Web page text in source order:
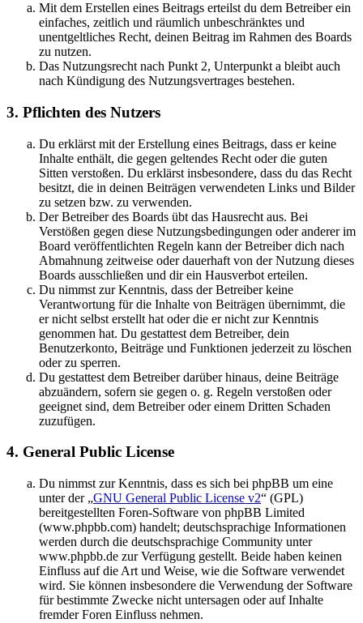
Mit dem Erstellen eines Beitrags erteilst du dem Betreiber ein
einfaches, zeitlich und räumlich unbeschränktes und
unentgeltliches Recht, deinen Beitrag im Rahmen des Boards
zu nutzen.
Das Nutzungsrecht nach Punkt 2, Unterpunkt a bleibt auch
nach Kündigung des Nutzungsvertrages bestehen.
3. Pflichten des Nutzers
Du erklärst mit der Erstellung eines Beitrags, dass er keine
Inhalte enthält, die gegen geltendes Recht oder die guten
Sitten verstoßen. Du erklärst insbesondere, dass du das Recht
besitzt, die in deinen Beiträgen verwendeten Links und Bilder
zu setzen bzw. zu verwenden.
Der Betreiber des Boards übt das Hausrecht aus. Bei
Verstößen gegen diese Nutzungsbedingungen oder anderer im
Board veröffentlichten Regeln kann der Betreiber dich nach
Abmahnung zeitweise oder dauerhaft von der Nutzung dieses
Boards ausschließen und dir ein Hausverbot erteilen.
Du nimmst zur Kenntnis, dass der Betreiber keine
Verantwortung für die Inhalte von Beiträgen übernimmt, die
er nicht selbst erstellt hat oder die er nicht zur Kenntnis
genommen hat. Du gestattest dem Betreiber, dein
Benutzerkonto, Beiträge und Funktionen jederzeit zu löschen
oder zu sperren.
Du gestattest dem Betreiber darüber hinaus, deine Beiträge
abzuändern, sofern sie gegen o. g. Regeln verstoßen oder
geeignet sind, dem Betreiber oder einem Dritten Schaden
zuzufügen.
4. General Public License
Du nimmst zur Kenntnis, dass es sich bei phpBB um eine
unter der „GNU General Public License v2“ (GPL)
bereitgestellten Foren-Software von phpBB Limited
(www.phpbb.com) handelt; deutschsprachige Informationen
werden durch die deutschsprachige Community unter
www.phpbb.de zur Verfügung gestellt. Beide haben keinen
Einfluss auf die Art und Weise, wie die Software verwendet
wird. Sie können insbesondere die Verwendung der Software
für bestimmte Zwecke nicht untersagen oder auf Inhalte
fremder Foren Einfluss nehmen.